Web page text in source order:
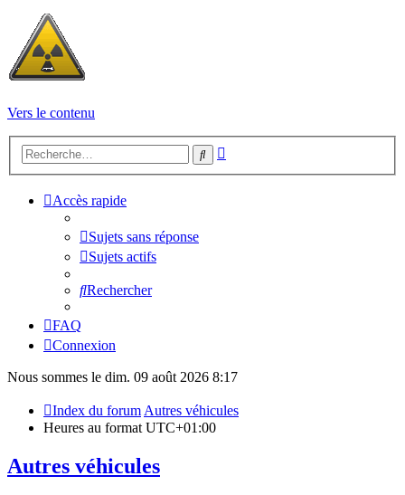
Vers le contenu
Rechercher
Accès rapide
Sujets sans réponse
Sujets actifs
Rechercher
FAQ
Connexion
Nous sommes le dim. 09 août 2026 8:17
Index du forum Autres véhicules
Heures au format UTC+01:00
Autres véhicules